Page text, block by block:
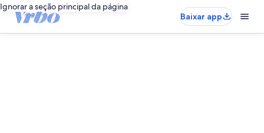
Ignorar a seção principal da página
Baixar app